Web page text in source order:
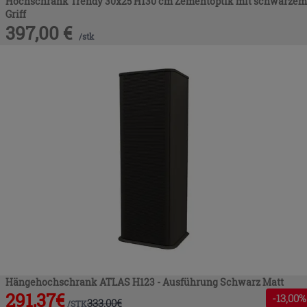
Griff
397,00 € /stk
Hängehochschrank ATLAS H123 - Ausführung Schwarz Matt
291,37€ /STK333,00€ -13,00%